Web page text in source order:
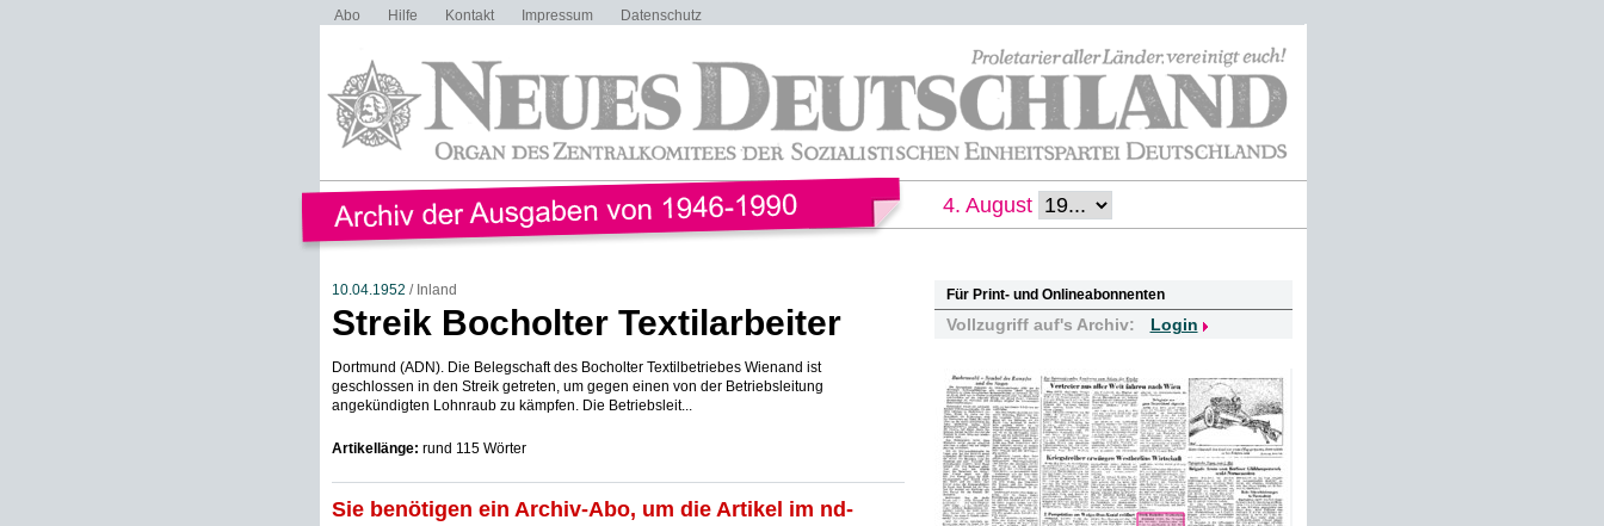
Abo Hilfe Kontakt Impressum Datenschutz
4. August
10.04.1952 / Inland
Streik Bocholter Textilarbeiter
Dortmund (ADN). Die Belegschaft des Bocholter Textilbetriebes Wienand ist
geschlossen in den Streik getreten, um gegen einen von der Betriebsleitung
angekündigten Lohnraub zu kämpfen. Die Betriebsleit...
Artikellänge: rund 115 Wörter
Sie benötigen ein Archiv-Abo, um die Artikel im nd-
Für Print- und Onlineabonnenten
Vollzugriff auf's Archiv: Login